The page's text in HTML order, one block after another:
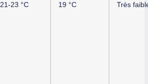
21-23 °C 19 °C Très